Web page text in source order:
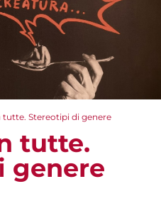
tutte. Stereotipi di genere
tutte.
genere